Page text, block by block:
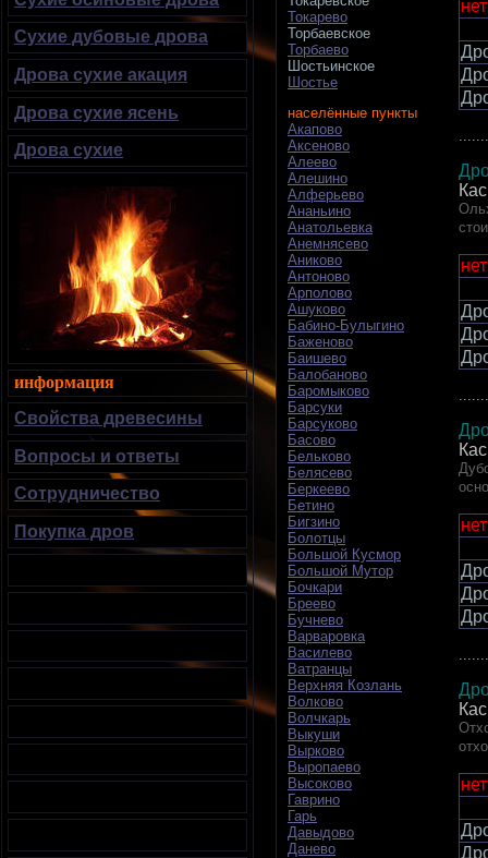
Токарево
Торбаевское
Торбаево
Шостьинское
Шостье
населённые пункты
Акапово
Аксеново
Алеево
Алешино
Алферьево
Ананьино
Анатольевка
Анемнясево
Аниково
Антоново
Арполово
Ашуково
Бабино-Булыгино
Баженово
Баишево
Балобаново
Баромыково
Барсуки
Барсуково
Басово
Бельково
Белясево
Беркеево
Бетино
Бигзино
Болотцы
Большой Кусмор
Большой Мутор
Бочкари
Бреево
Бучнево
Варваровка
Василево
Ватранцы
Верхняя Козлань
Волково
Волчкарь
Выкуши
Вырково
Выропаево
Высоково
Гаврино
Гарь
Давыдово
Данево
Сухие дубовые дрова
Дрова сухие акация
Дрова сухие ясень
Дрова сухие
информация
Свойства древесины
Вопросы и ответы
Сотрудничество
Покупка дров